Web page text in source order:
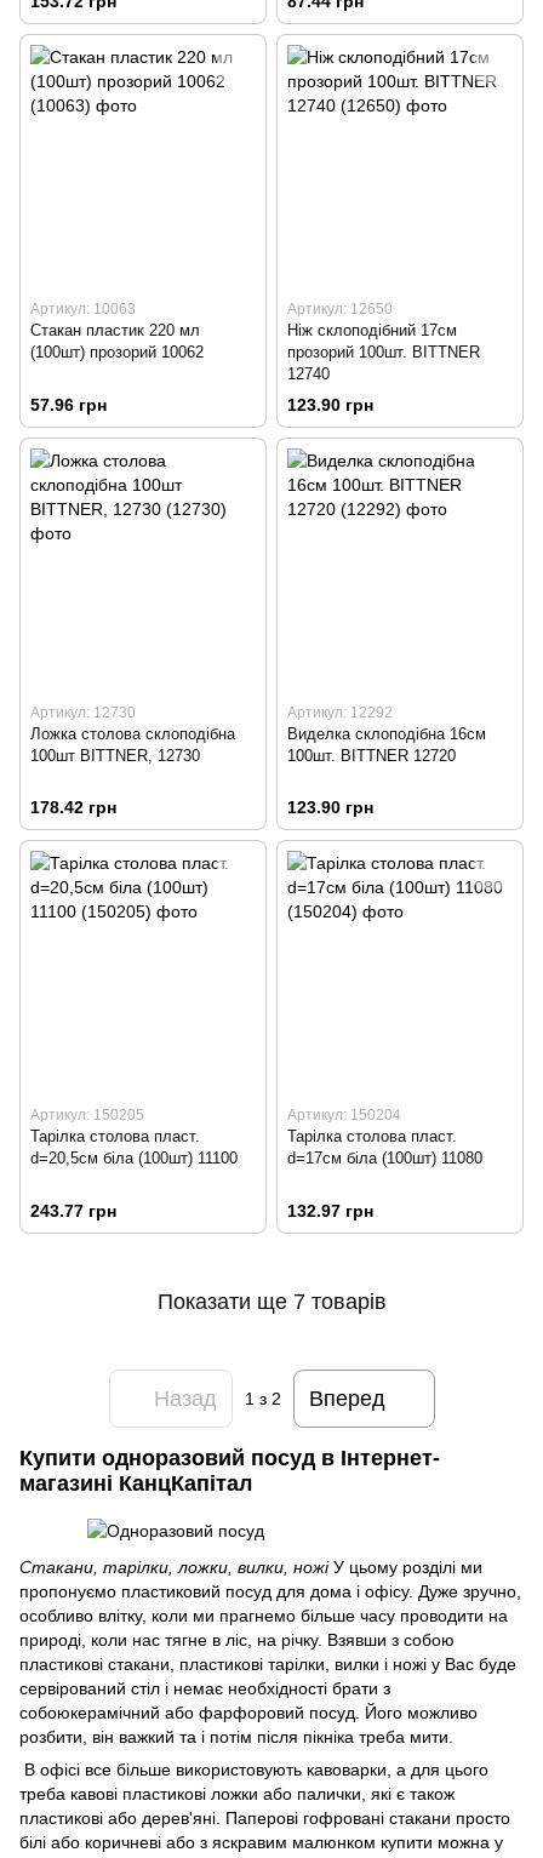
Артикул: 10063
Стакан пластик 220 мл
(100шт) прозорий 10062
57.96 грн
Артикул: 12650
Ніж склоподібний 17см
прозорий 100шт. BITTNER
12740
123.90 грн
Артикул: 12730
Ложка столова склоподібна
100шт BITTNER, 12730
178.42 грн
Артикул: 12292
Виделка склоподібна 16см
100шт. BITTNER 12720
123.90 грн
Артикул: 150205
Тарілка столова пласт.
d=20,5см біла (100шт) 11100
243.77 грн
Артикул: 150204
Тарілка столова пласт.
d=17см біла (100шт) 11080
132.97 грн
Показати ще 7 товарів
Назад 1 з 2 Вперед
Купити одноразовий посуд в Інтернет-
магазині КанцКапітал
Стакани, тарілки, ложки, вилки, ножіУ цьому розділі ми
пропонуємо пластиковий посуд для дома і офісу. Дуже зручно,
особливо влітку, коли ми прагнемо більше часу проводити на
природі, коли нас тягне в ліс, на річку. Взявши з собою
пластикові стакани, пластикові тарілки, вилки і ножі у Вас буде
сервірований стіл і немає необхідності брати з
собоюкерамічний або фарфоровий посуд. Його можливо
розбити, він важкий та і потім після пікніка треба мити.
В офісі все більше використовують кавоварки, а для цього
треба кавові пластикові ложки або палички, які є також
пластикові або дерев'яні. Паперові гофровані стакани просто
білі або коричневі або з яскравим малюнком купити можна у